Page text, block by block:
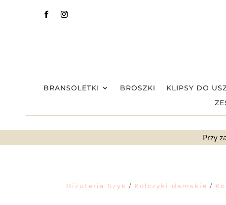
BRANSOLETKI BROSZKI KLIPSY DO
Przy
Biżuteria Szyk / Kolczyki damskie /